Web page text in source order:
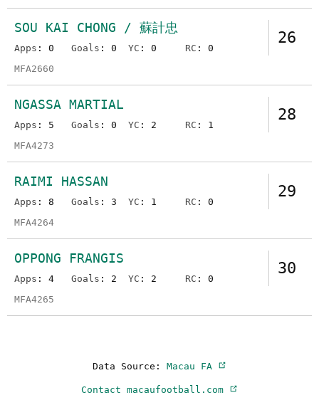
26
SOU KAI CHONG / 蘇計忠
Apps : 0 Goals : 0 YC : 0 RC : 0
MFA2660
28
NGASSA MARTIAL
Apps : 5 Goals : 0 YC : 2 RC : 1
MFA4273
29
RAIMI HASSAN
Apps : 8 Goals : 3 YC : 1 RC : 0
MFA4264
30
OPPONG FRANGIS
Apps : 4 Goals : 2 YC : 2 RC : 0
MFA4265
Data Source: Macau FA
Contact macaufootball.com